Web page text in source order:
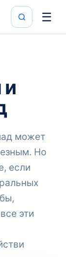
☰
и
может
Но
если
эти